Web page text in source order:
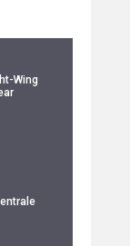
Wing